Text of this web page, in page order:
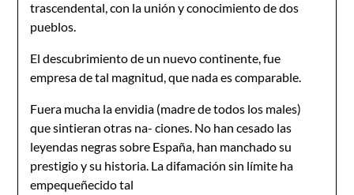
trascendental, con la unión y conocimiento de dos
pueblos.
El descubrimiento de un nuevo continente, fue
empresa de tal magnitud, que nada es comparable.
Fuera mucha la envidia (madre de todos los males)
que sintieran otras na- ciones. No han cesado las
leyendas negras sobre España, han manchado su
prestigio y su historia. La difamación sin límite ha
empequeñecido tal